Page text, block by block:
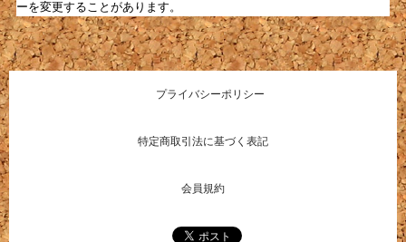
ーを変更することがあります。
プライバシーポリシー
特定商取引法に基づく表記
会員規約